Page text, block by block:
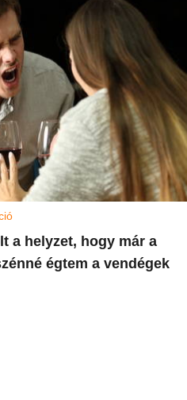
a helyzet, hogy már a
égtem a vendégek